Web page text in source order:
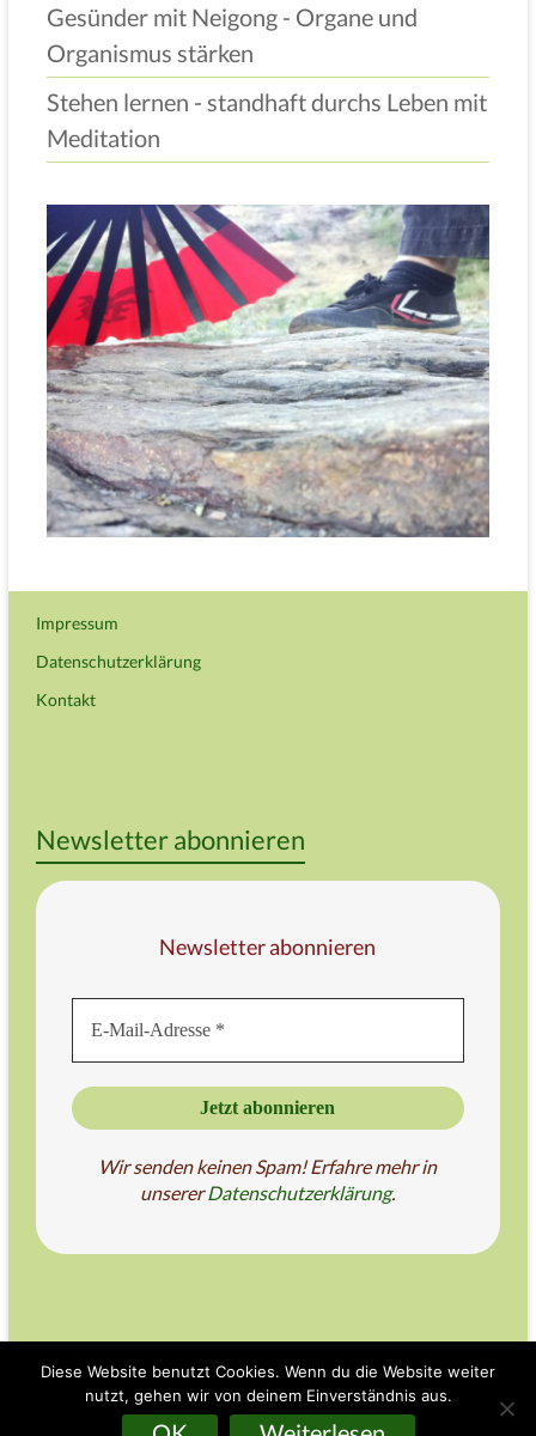
Gesünder mit Neigong - Organe und
Organismus stärken
Stehen lernen - standhaft durchs Leben mit
Meditation
Impressum
Datenschutzerklärung
Kontakt
Newsletter abonnieren
Newsletter abonnieren
Wir senden keinen Spam! Erfahre mehr in
unsererDatenschutzerklärung.
Copyright © 2026Taiji am Teich
Diese Website benutzt Cookies. Wenn du die Website weiter
nutzt, gehen wir von deinem Einverständnis aus.